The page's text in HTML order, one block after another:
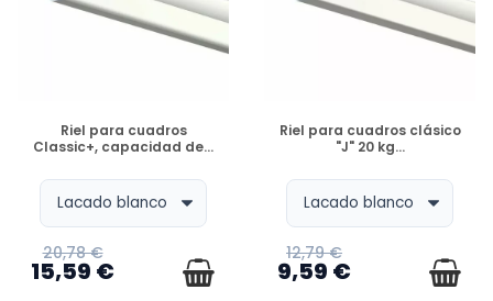
DISPONIBLE
Riel para cuadros
Classic+, capacidad de...
20,78 €
15,59 €
DISPONIBLE
Riel para cuadros clásico
"J" 20 kg...
12,79 €
9,59 €